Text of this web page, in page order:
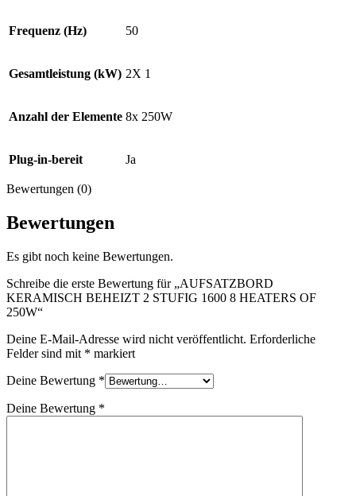
Frequenz (Hz) 50
Gesamtleistung (kW) 2X 1
Anzahl der Elemente 8x 250W
Plug-in-bereit Ja
Bewertungen (0)
Bewertungen
Es gibt noch keine Bewertungen.
Schreibe die erste Bewertung für „AUFSATZBORD
KERAMISCH BEHEIZT 2 STUFIG 1600 8 HEATERS OF
250W“
Deine E-Mail-Adresse wird nicht veröffentlicht. Erforderliche
Felder sind mit * markiert
Deine Bewertung *
Deine Bewertung *